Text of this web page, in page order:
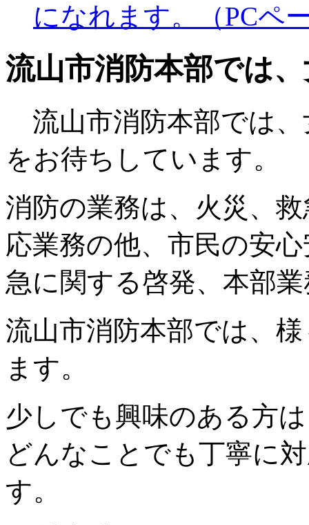
になれます。（PCペ
流山市消防本部では
流山市消防本部では
をお待ちしています。
消防の業務は、火災、
応業務の他、市民の安
急に関する啓発、本部
流山市消防本部では、
ます。
少しでも興味のある方
どんなことでも丁寧に
す。